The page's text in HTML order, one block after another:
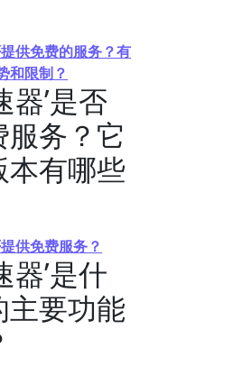
提供免费的服务？有
和限制？
器’是否
务？它
本有哪些
供免费服务？
器’是什
要功能